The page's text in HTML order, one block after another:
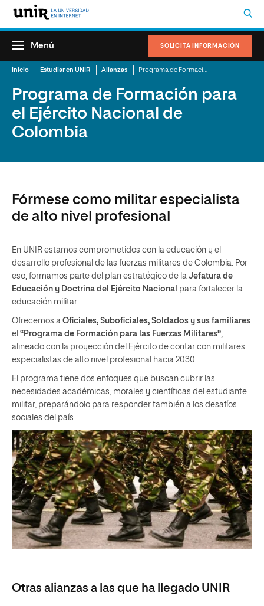
SOLICITA INFORMACIÓN
Menú
Inicio Estudiar en UNIR Alianzas
Programa de Formación para
el Ejército Nacional de
Colombia
Fórmese como militar especialista
de alto nivel profesional
En UNIR estamos comprometidos con la educación y el
desarrollo profesional de las fuerzas militares de Colombia. Por
eso, formamos parte del plan estratégico de la Jefatura de
Educación y Doctrina del Ejército Nacional para fortalecer la
educación militar.
Ofrecemos a Oficiales, Suboficiales, Soldados y sus familiares
el “Programa de Formación para las Fuerzas Militares”,
alineado con la proyección del Ejército de contar con militares
especialistas de alto nivel profesional hacia 2030.
El programa tiene dos enfoques que buscan cubrir las
necesidades académicas, morales y científicas del estudiante
militar, preparándolo para responder también a los desafíos
sociales del país.
Otras alianzas a las que ha llegado UNIR